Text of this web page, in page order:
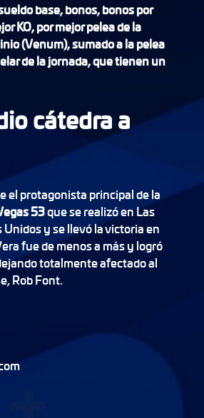
base, bonos, bonos por
KO, por mejor pelea de la
(Venum), sumado a la pelea
de la jornada, que tienen un
cátedra a
el protagonista principal de la
53que se realizó en Las
Unidos y se llevó la victoria en
fue de menos a más y logró
totalmente afectado al
Rob Font.